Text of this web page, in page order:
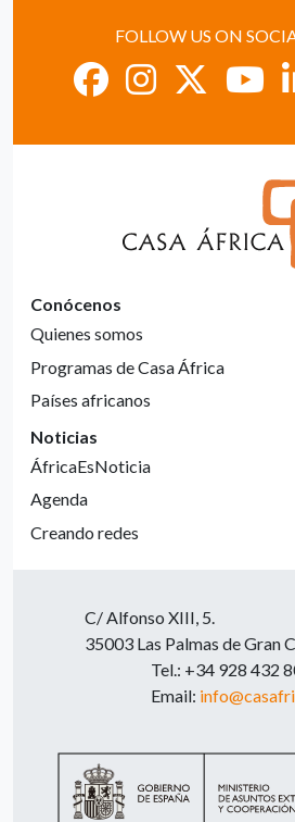
FOLLOW US ON
Conócenos
Quienes somos
Programas de Casa África
Países africanos
Noticias
ÁfricaEsNoticia
Agenda
Creando redes
C/ Alfonso XIII, 5.
35003 Las Palmas de Gran
Tel.: +34 928 432
Email: